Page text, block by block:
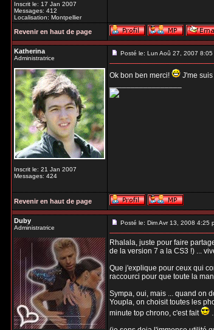
Inscrit le: 17 Jan 2007
Messages: 412
Localisation: Montpellier
Revenir en haut de page
Katherina
Administratrice
Inscrit le: 21 Jan 2007
Messages: 424
Posté le: Lun Aoû 27, 2007 8:05
Ok bon ben merci!
J'me suis
_________________
Revenir en haut de page
Duby
Administratrice
Posté le: Dim Avr 13, 2008 4:25
Rhalala, juste pour faire
de la version 7 a la CS3 !) ...
Que j'explique pour ceux qui
raccourci pour que toute la
Sympa, oui, mais ... quand on
Youpla, on choisit toutes les
minute top chrono, c'est fait